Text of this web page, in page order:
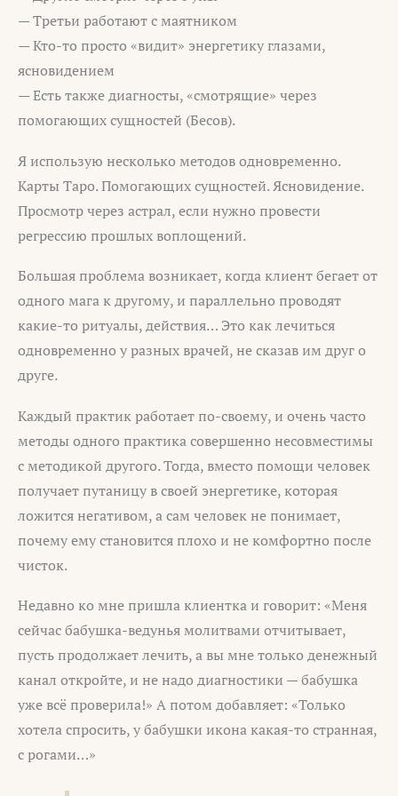
— Третьи работают с маятником
— Кто-то просто «видит» энергетику глазами,
ясновидением
— Есть также диагносты, «смотрящие» через
помогающих сущностей (Бесов).
Я использую несколько методов одновременно.
Карты Таро. Помогающих сущностей. Ясновидение.
Просмотр через астрал, если нужно провести
регрессию прошлых воплощений.
Большая проблема возникает, когда клиент бегает от
одного мага к другому, и параллельно проводят
какие-то ритуалы, действия… Это как лечиться
одновременно у разных врачей, не сказав им друг о
друге.
Каждый практик работает по-своему, и очень часто
методы одного практика совершенно несовместимы
с методикой другого. Тогда, вместо помощи человек
получает путаницу в своей энергетике, которая
ложится негативом, а сам человек не понимает,
почему ему становится плохо и не комфортно после
чисток.
Недавно ко мне пришла клиентка и говорит: «Меня
сейчас бабушка-ведунья молитвами отчитывает,
пусть продолжает лечить, а вы мне только денежный
канал откройте, и не надо диагностики — бабушка
уже всё проверила!» А потом добавляет: «Только
хотела спросить, у бабушки икона какая-то странная,
с рогами…»